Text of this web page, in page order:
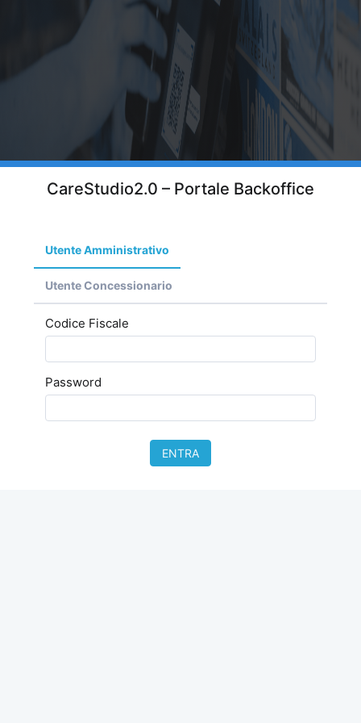
CareStudio2.0 – Portale Backoffice
Utente Amministrativo
Utente Concessionario
Codice Fiscale
Password
ENTRA